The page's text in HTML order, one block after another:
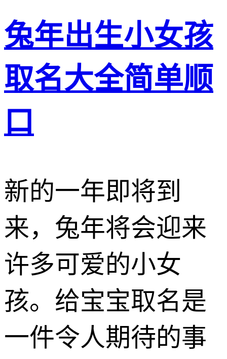
兔年出生小女孩
取名大全简单顺
口
新的一年即将到
来，兔年将会迎来
许多可爱的小女
孩。给宝宝取名是
一件令人期待的事